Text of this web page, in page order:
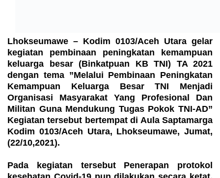
Lhokseumawe – Kodim 0103/Aceh Utara gelar
kegiatan pembinaan peningkatan kemampuan
keluarga besar (Binkatpuan KB TNI) TA 2021
dengan tema ”Melalui Pembinaan Peningkatan
Kemampuan Keluarga Besar TNI Menjadi
Organisasi Masyarakat Yang Profesional Dan
Militan Guna Mendukung Tugas Pokok TNI-AD”
Kegiatan tersebut bertempat di Aula Saptamarga
Kodim 0103/Aceh Utara, Lhokseumawe, Jumat,
(22/10,2021).
Pada kegiatan tersebut Penerapan protokol